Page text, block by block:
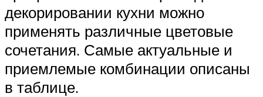
декорировании кухни можно
применять различные цветовые
сочетания. Самые актуальные и
приемлемые комбинации описаны
в таблице.